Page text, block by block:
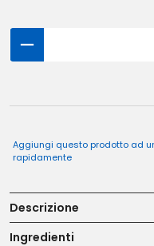
Aggiungi questo prodotto ad
rapidamente
Descrizione
Ingredienti